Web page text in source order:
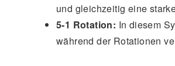
und gleichzeitig eine
5-1 Rotation: In diesem
während der Rotationen